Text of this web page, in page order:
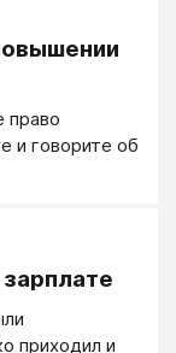
право
и говорите об
приходил и